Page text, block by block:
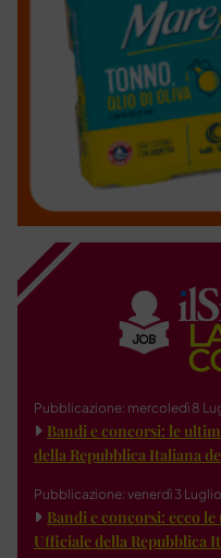
Pubblicazione: mercoledì 8
Bandi e concorsi: le
della Repubblica Italiana
Pubblicazione: venerdì 3
Bandi e concorsi: ecco
Ufficiale della Repubblica